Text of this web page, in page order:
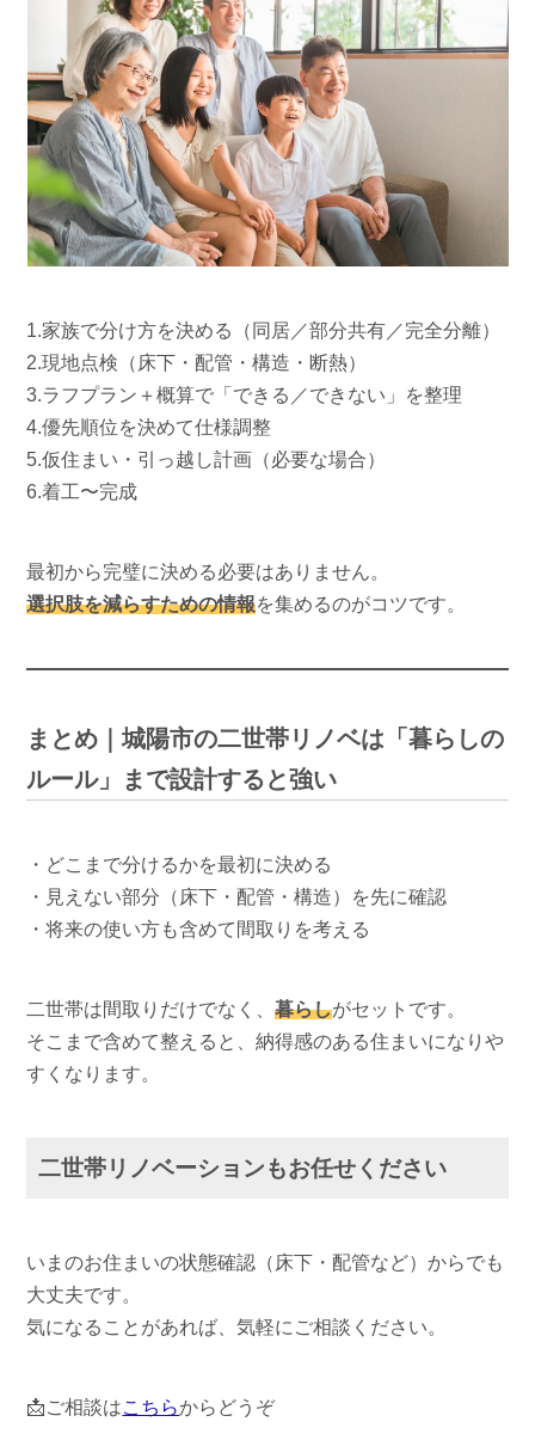
1.家族で分け方を決める（同居／部分共有／完全分離）
2.現地点検（床下・配管・構造・断熱）
3.ラフプラン＋概算で「できる／できない」を整理
4.優先順位を決めて仕様調整
5.仮住まい・引っ越し計画（必要な場合）
6.着工〜完成
最初から完璧に決める必要はありません。
選択肢を減らすための情報を集めるのがコツです。
まとめ｜城陽市の二世帯リノベは「暮らしの
ルール」まで設計すると強い
・どこまで分けるかを最初に決める
・見えない部分（床下・配管・構造）を先に確認
・将来の使い方も含めて間取りを考える
二世帯は間取りだけでなく、暮らしがセットです。
そこまで含めて整えると、納得感のある住まいになりや
すくなります。
二世帯リノベーションもお任せください
いまのお住まいの状態確認（床下・配管など）からでも
大丈夫です。
気になることがあれば、気軽にご相談ください。
📩ご相談はこちらからどうぞ